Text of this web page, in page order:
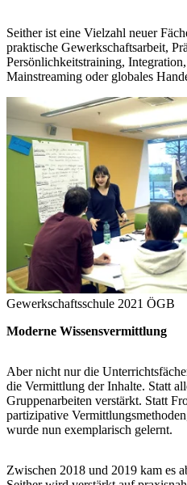
Seither ist eine Vielzahl neuer
praktische Gewerkschaftsarbeit,
Persönlichkeitstraining,
Mainstreaming oder globales
Gewerkschaftsschule 2021 ÖGB
Moderne Wissensvermittlung
Aber nicht nur die
die Vermittlung der Inhalte. Statt
Gruppenarbeiten verstärkt. Statt
partizipative
wurde nun exemplarisch gelernt.
Zwischen 2018 und 2019 kam es